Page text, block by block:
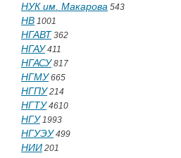
НУК им. Макарова 543
НВ 1001
НГАВТ 362
НГАУ411
НГАСУ817
НГМУ665
НГПУ214
НГТУ4610
НГУ1993
НГУЭУ499
НИИ 201